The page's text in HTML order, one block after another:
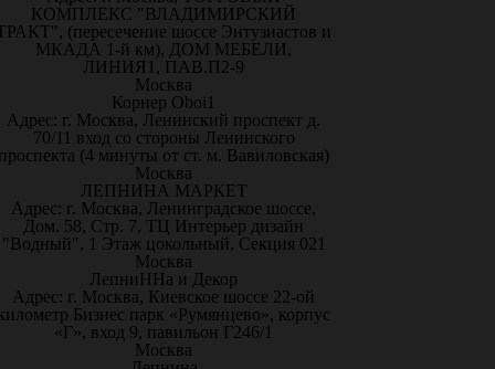
КОМПЛЕКС "ВЛАДИМИРСКИЙ
(пересечение шоссе Энтузиастов и
МКАДА 1-й км), ДОМ МЕБЕЛИ,
ЛИНИЯ1, ПАВ.П2-9
Москва
Корнер Oboi1
Адрес: г. Москва, Ленинский проспект д.
70/11 вход со стороны Ленинского
(4 минуты от ст. м. Вавиловская)
Москва
ЛЕПНИНА МАРКЕТ
Адрес: г. Москва, Ленинградское шоссе,
Дом. 58, Стр. 7, ТЦ Интерьер дизайн
"Водный", 1 Этаж цокольный, Секция 021
Москва
ЛепниННа и Декор
Адрес: г. Москва, Киевское шоссе 22-ой
Бизнес парк «Румянцево», корпус
«Г», вход 9, павильон Г246/1
Москва